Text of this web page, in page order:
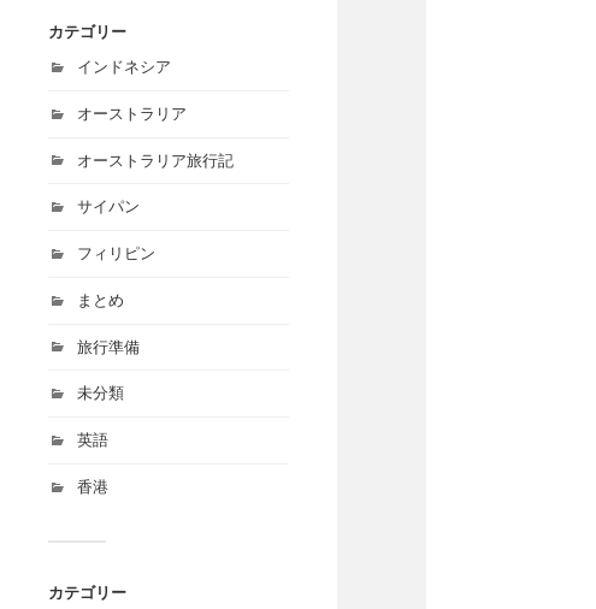
カテゴリー
インドネシア
オーストラリア
オーストラリア旅行記
サイパン
フィリピン
まとめ
旅行準備
未分類
英語
香港
カテゴリー